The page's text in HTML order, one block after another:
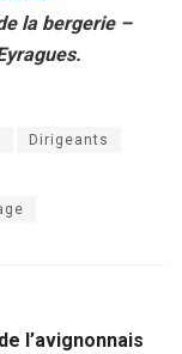
la bergerie –
Dirigeants
l’avignonnais